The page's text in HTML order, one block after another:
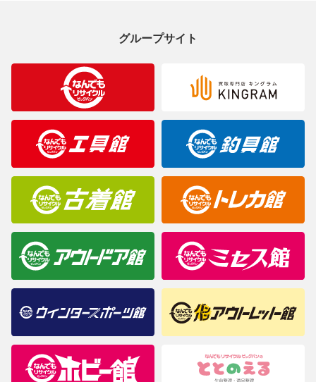
ご理解くださいますようお願い申し上げます。
合がございますのでご了承ください。
※表記したカラー名は、当社が判断した名称を掲載しています。
製造元が定めたカラー名と異なることもあります。色調などご不
明なことがありましたらご購入前にお問い合わせください。
商品について
グループサイト